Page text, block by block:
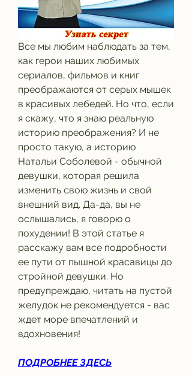
Все мы любим наблюдать за тем,
как герои наших любимых
сериалов, фильмов и книг
преображаются от серых мышек
в красивых лебедей. Но что, если
я скажу, что я знаю реальную
историю преображения? И не
просто такую, а историю
Натальи Соболевой - обычной
девушки, которая решила
изменить свою жизнь и свой
внешний вид. Да-да, вы не
ослышались, я говорю о
похудении! В этой статье я
расскажу вам все подробности
ее пути от пышной красавицы до
стройной девушки. Но
предупреждаю, читать на пустой
желудок не рекомендуется - вас
ждет море впечатлений и
вдохновения!
ПОДРОБНЕЕ ЗДЕСЬ